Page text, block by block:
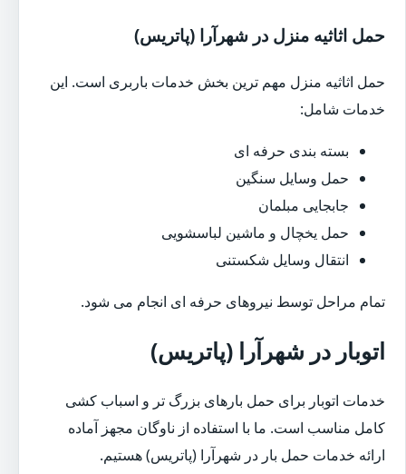
حمل اثاثیه منزل در شهرآرا (پاتریس)
حمل اثاثیه منزل مهم ترین بخش خدمات باربری است. این
خدمات شامل:
بسته بندی حرفه ای
حمل وسایل سنگین
جابجایی مبلمان
حمل یخچال و ماشین لباسشویی
انتقال وسایل شکستنی
تمام مراحل توسط نیروهای حرفه ای انجام می شود.
اتوبار در شهرآرا (پاتریس)
خدمات اتوبار برای حمل بارهای بزرگ تر و اسباب کشی
کامل مناسب است. ما با استفاده از ناوگان مجهز آماده
ارائه خدمات حمل بار در شهرآرا (پاتریس) هستیم.